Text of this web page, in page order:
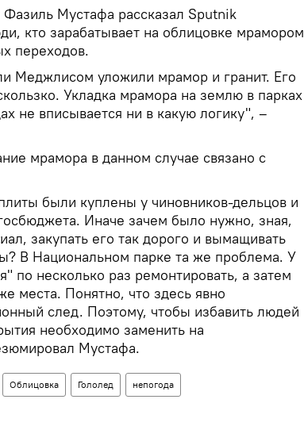
Мустафа рассказал Sputnik
кто зарабатывает на облицовке мрамором
переходов.
Меджлисом уложили мрамор и гранит. Его
Укладка мрамора на землю в парках
не вписывается ни в какую логику", –
мрамора в данном случае связано с
были куплены у чиновников-дельцов и
Иначе зачем было нужно, зная,
закупать его так дорого и вымащивать
В Национальном парке та же проблема. У
по несколько раз ремонтировать, а затем
места. Понятно, что здесь явно
след. Поэтому, чтобы избавить людей
необходимо заменить на
Мустафа.
Облицовка Гололед непогода